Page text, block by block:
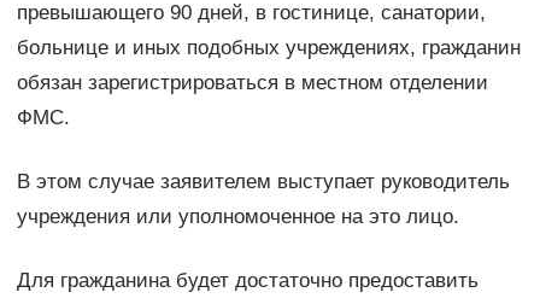
превышающего 90 дней, в гостинице, санатории,
больнице и иных подобных учреждениях, гражданин
обязан зарегистрироваться в местном отделении
ФМС.
В этом случае заявителем выступает руководитель
учреждения или уполномоченное на это лицо.
Для гражданина будет достаточно предоставить